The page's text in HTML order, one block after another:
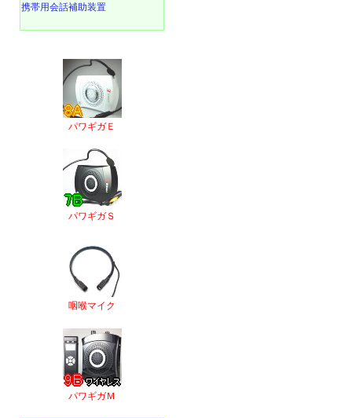
携帯用会話補助装置
パワギガＥ
パワギガＳ
咽喉マイク
パワギガＭ